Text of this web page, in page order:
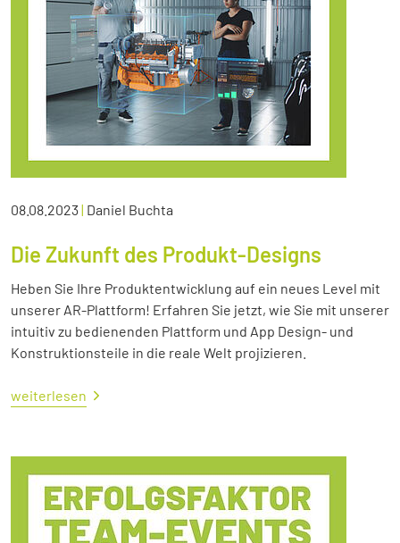
08.08.2023| Daniel Buchta
Die Zukunft des Produkt-Designs
Heben Sie Ihre Produktentwicklung auf ein neues Level mit
unserer AR-Plattform! Erfahren Sie jetzt, wie Sie mit unserer
intuitiv zu bedienenden Plattform und App Design- und
Konstruktionsteile in die reale Welt projizieren.
weiterlesen